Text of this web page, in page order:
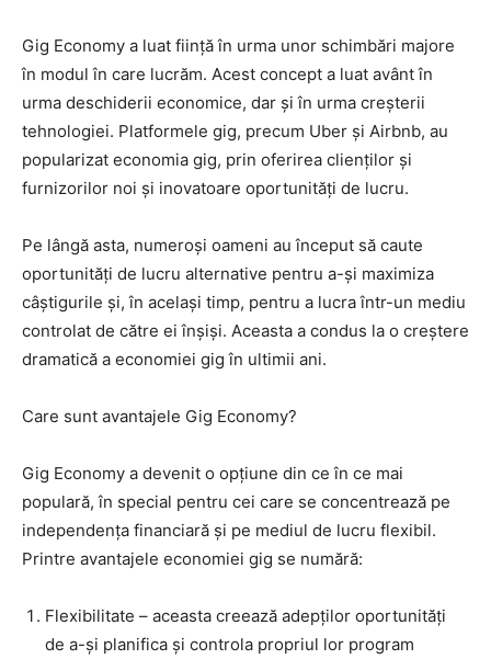
Gig Economy a luat ființă în urma unor schimbări majore
în modul în care lucrăm. Acest concept a luat avânt în
urma deschiderii economice, dar și în urma creșterii
tehnologiei. Platformele gig, precum Uber și Airbnb, au
popularizat economia gig, prin oferirea clienților și
furnizorilor noi și inovatoare oportunități de lucru.
Pe lângă asta, numeroși oameni au început să caute
oportunități de lucru alternative pentru a-și maximiza
câștigurile și, în același timp, pentru a lucra într-un mediu
controlat de către ei înșiși. Aceasta a condus la o creștere
dramatică a economiei gig în ultimii ani.
Care sunt avantajele Gig Economy?
Gig Economy a devenit o opțiune din ce în ce mai
populară, în special pentru cei care se concentrează pe
independența financiară și pe mediul de lucru flexibil.
Printre avantajele economiei gig se numără:
Flexibilitate – aceasta creează adepților oportunități
de a-și planifica și controla propriul lor program